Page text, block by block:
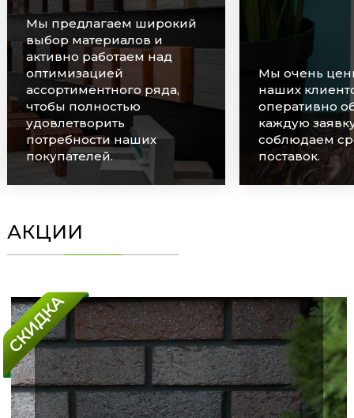
Мы предлагаем широкий
выбор материалов и
активно работаем над
оптимизацией
ассортиментного ряда,
чтобы полностью
удовлетворить
потребности наших
покупателей.
Мы очень
наших
оперативно
каждую
соблюдаем
поставок.
АКЦИИ